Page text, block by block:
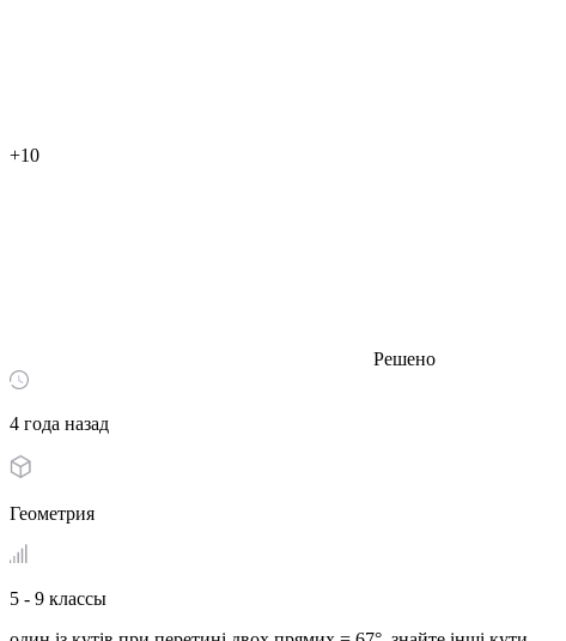
+10
Решено
4 года назад
Геометрия
5 - 9 классы